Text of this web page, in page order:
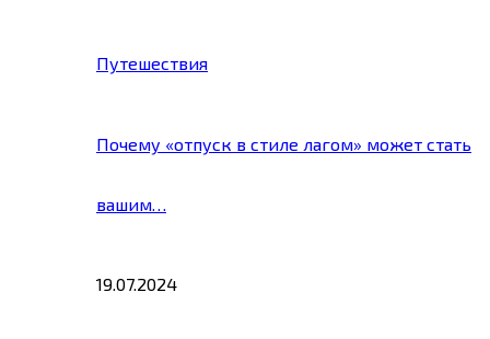
Путешествия
Почему «отпуск в стиле лагом» может стать
вашим…
19.07.2024